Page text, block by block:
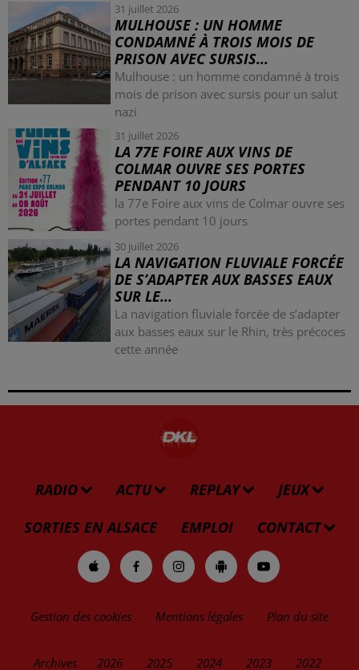
31 juillet 2026
MULHOUSE : UN HOMME
CONDAMNÉ À TROIS MOIS DE
PRISON AVEC SURSIS...
Mulhouse : un homme condamné à trois
mois de prison avec sursis pour un salut
nazi
31 juillet 2026
LA 77E FOIRE AUX VINS DE
COLMAR OUVRE SES PORTES
PENDANT 10 JOURS
la 77e Foire aux vins de Colmar ouvre ses
portes pendant 10 jours
30 juillet 2026
LA NAVIGATION FLUVIALE FORCÉE
DE S’ADAPTER AUX BASSES EAUX
SUR LE...
La navigation fluviale forcée de s’adapter
aux basses eaux sur le Rhin, très précoces
cette année
RADIO ACTU REPLAY
JEUX
SORTIES EN ALSACE
EMPLOI CONTACT
Gestion des cookies Mentions légales Plan du site
Archives 2026 2025 2024 2023 2022